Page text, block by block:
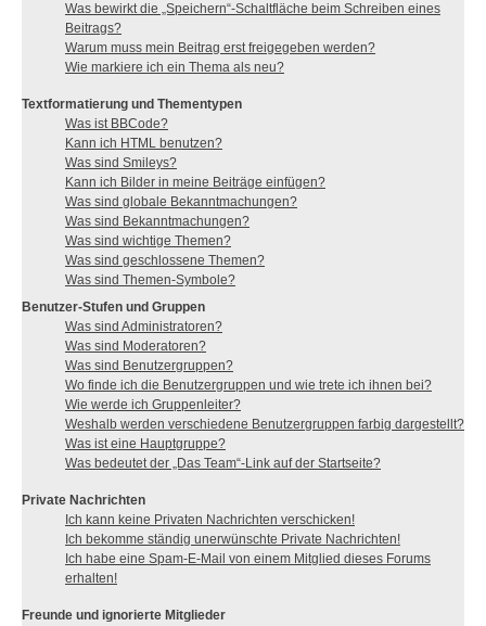
Was bewirkt die „Speichern“-Schaltfläche beim Schreiben eines
Beitrags?
Warum muss mein Beitrag erst freigegeben werden?
Wie markiere ich ein Thema als neu?
Textformatierung und Thementypen
Was ist BBCode?
Kann ich HTML benutzen?
Was sind Smileys?
Kann ich Bilder in meine Beiträge einfügen?
Was sind globale Bekanntmachungen?
Was sind Bekanntmachungen?
Was sind wichtige Themen?
Was sind geschlossene Themen?
Was sind Themen-Symbole?
Benutzer-Stufen und Gruppen
Was sind Administratoren?
Was sind Moderatoren?
Was sind Benutzergruppen?
Wo finde ich die Benutzergruppen und wie trete ich ihnen bei?
Wie werde ich Gruppenleiter?
Weshalb werden verschiedene Benutzergruppen farbig dargestellt?
Was ist eine Hauptgruppe?
Was bedeutet der „Das Team“-Link auf der Startseite?
Private Nachrichten
Ich kann keine Privaten Nachrichten verschicken!
Ich bekomme ständig unerwünschte Private Nachrichten!
Ich habe eine Spam-E-Mail von einem Mitglied dieses Forums
erhalten!
Freunde und ignorierte Mitglieder